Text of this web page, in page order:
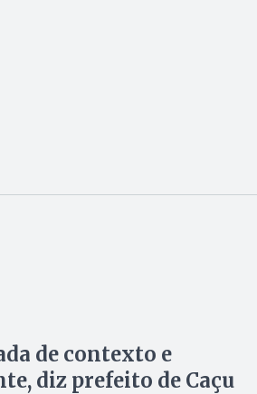
de contexto e
diz prefeito de Caçu